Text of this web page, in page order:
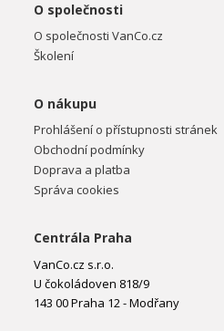
O společnosti
O společnosti VanCo.cz
Školení
O nákupu
Prohlášení o přístupnosti stránek
Obchodní podmínky
Doprava a platba
Správa cookies
Centrála Praha
VanCo.cz s.r.o.
U čokoládoven 818/9
143 00 Praha 12 - Modřany